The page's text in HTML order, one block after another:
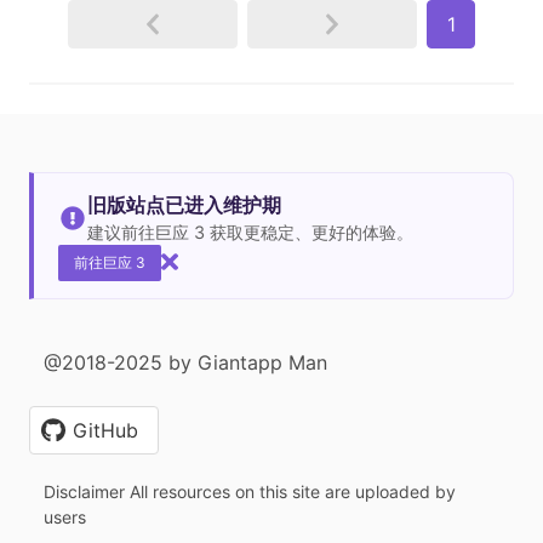
1
旧版站点已进入维护期
建议前往巨应 3 获取更稳定、更好的体验。
前往巨应 3
@2018-2025 by Giantapp Man
GitHub
Disclaimer All resources on this site are uploaded by
users